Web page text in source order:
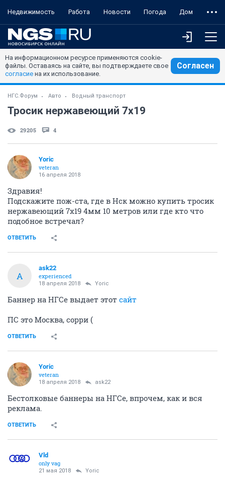
Недвижимость Работа Новости Погода Дом
На информационном ресурсе применяются cookie-
файлы. Оставаясь на сайте, вы подтверждаете свое
согласие на их использование.
Согласен
НГС.Форум Авто Водный транспорт
Тросик нержавеющий 7х19
29205 4
Yoric
veteran
16 апреля 2018
Здравия!
Подскажите пож-ста, где в Нск можно купить тросик
нержавеющий 7х19 4мм 10 метров или где кто что
подобное встречал?
ОТВЕТИТЬ
A
ask22
experienced
18 апреля 2018 Yoric
Баннер на НГСе выдает этот сайт
ПС это Москва, сорри (
ОТВЕТИТЬ
Yoric
veteran
18 апреля 2018 ask22
Бестолковые баннеры на НГСе, впрочем, как и вся
реклама.
ОТВЕТИТЬ
Vld
only vag
21 мая 2018 Yoric